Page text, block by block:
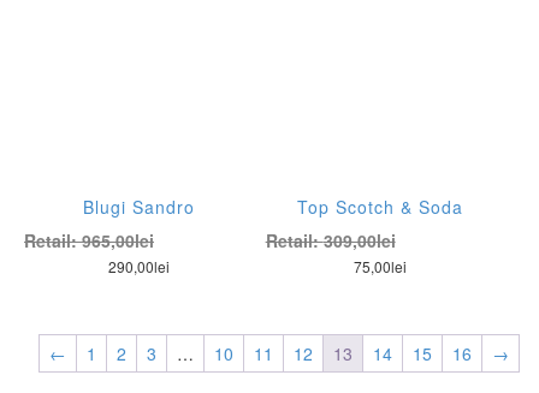
Blugi Sandro
Retail:965,00lei
290,00lei
Top Scotch & Soda
Retail:309,00lei
75,00lei
← 1 2 3 … 10 11 12 13 14 15 16 →